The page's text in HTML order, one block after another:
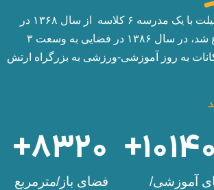
داستان مدرسه فضیلت با یک مدرسه ۶ کلاسه از سال ۱۳۶۸ در
خیابان یخچال شروع شد، در سال ۱۳۸۶ در فضایی به وسعت ۳
به ‌روز آموزشی-ورزشی به بزرگراه ارتش
آموزشی/
10140
+
فضای باز/مترمربع
8320
+